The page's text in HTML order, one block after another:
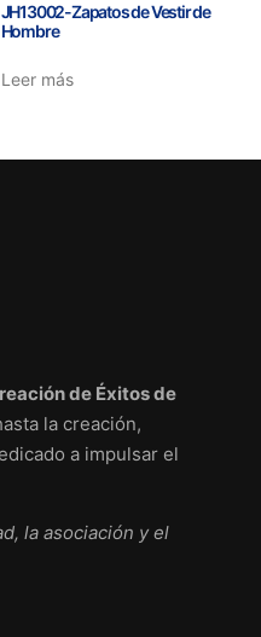
JH13002-Zapatos de Vestir de
Hombre
Leer más
de Éxitos de
la creación,
a impulsar el
la asociación y el